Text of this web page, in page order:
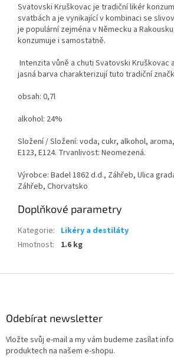
Svatovski Kruškovac je tradiční likér
svatbách a je vynikající v kombinaci se
je populární zejména v Německu a
konzumuje i samostatně.
Intenzita vůně a chuti Svatovski Kruškovac
jasná barva charakterizují tuto tradiční
obsah: 0,7l
alkohol: 24%
Složení / Složení: voda, cukr, alkohol,
E123, E124. Trvanlivost: Neomezená.
Výrobce: Badel 1862 d.d., Záhřeb, Ulica
Záhřeb, Chorvatsko
Doplňkové parametry
Kategorie: Likéry a destiláty
Hmotnost: 1.6 kg
Odebírat newsletter
Vložte svůj e-mail a my vám budeme zasílat
produktech na našem e-shopu.